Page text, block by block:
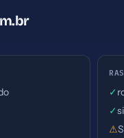
✓
✓
⚠